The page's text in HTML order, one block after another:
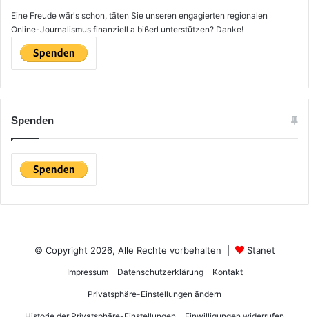
Eine Freude wär's schon, täten Sie unseren engagierten regionalen
Online-Journalismus finanziell a bißerl unterstützen? Danke!
Spenden
© Copyright 2026, Alle Rechte vorbehalten | Stanet
Impressum Datenschutzerklärung Kontakt
Privatsphäre-Einstellungen ändern